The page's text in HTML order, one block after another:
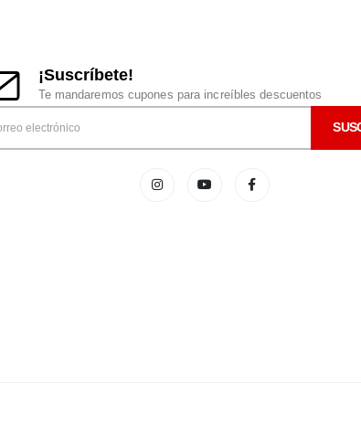
¡Suscríbete!
Te mandaremos cupones para increíbles descuentos